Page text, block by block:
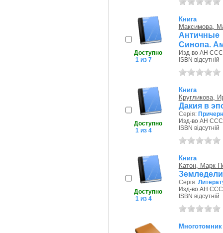
Доступно
1 из 7
Книга
Максимова,
Синопа.
Изд-во АН
ISBN відсутній
Доступно
1 из 4
Книга
Кругликова,
Дакия в
Серія:
Изд-во АН
ISBN відсутній
Доступно
1 из 4
Книга
Катон, Марк
Серія:
Изд-во АН
ISBN відсутній
Многотомник